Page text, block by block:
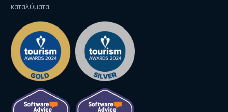
καταλύματα.